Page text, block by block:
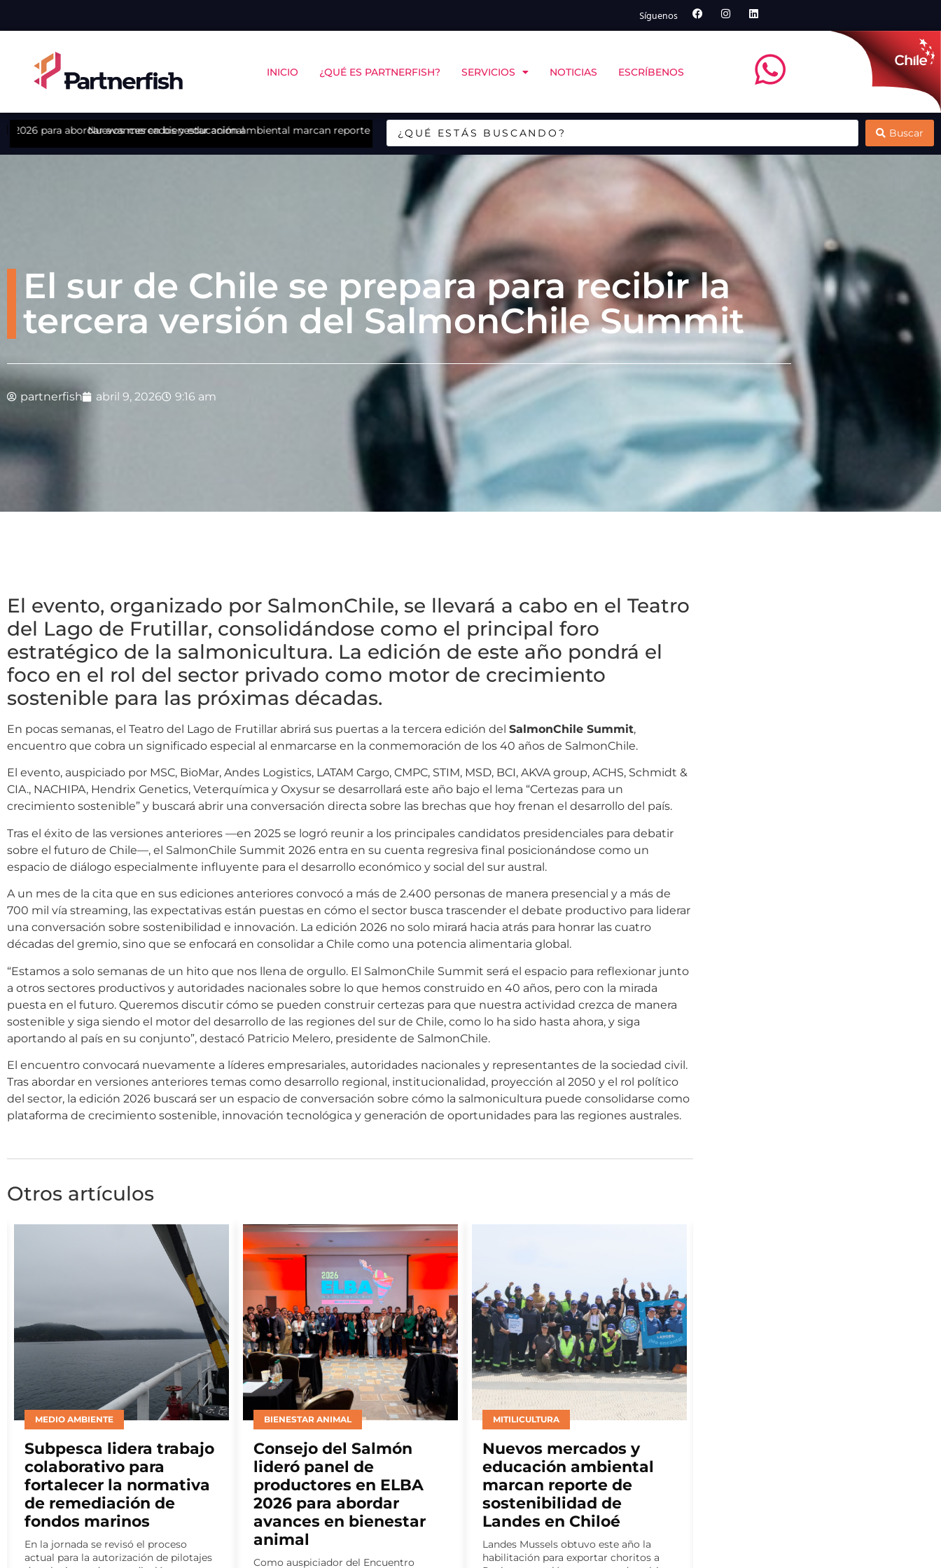
Síguenos
INICIO ¿QUÉ ES PARTNERFISH? SERVICIOS NOTICIAS ESCRÍBENOS
avances en bienestar animal
Nuevos mercados y educación ambiental marcan reporte de sostenibilidad de Landes en ChiloéCINCO Chile y COPAS Coastal abrirán en Puerto Montt debate sobre remoción de carbono marino
Multi X y el Centro de Negocios Sercotec
Buscar
El sur de Chile se prepara para recibir la
tercera versión del SalmonChile Summit
partnerfish abril 9, 2026 9:16 am
El evento, organizado por SalmonChile, se llevará a cabo en el Teatro
del Lago de Frutillar, consolidándose como el principal foro
estratégico de la salmonicultura. La edición de este año pondrá el
foco en el rol del sector privado como motor de crecimiento
sostenible para las próximas décadas.
En pocas semanas, el Teatro del Lago de Frutillar abrirá sus puertas a la tercera edición del SalmonChile Summit,
encuentro que cobra un significado especial al enmarcarse en la conmemoración de los 40 años de SalmonChile.
El evento, auspiciado por MSC, BioMar, Andes Logistics, LATAM Cargo, CMPC, STIM, MSD, BCI, AKVA group, ACHS, Schmidt &
CIA., NACHIPA, Hendrix Genetics, Veterquímica y Oxysur se desarrollará este año bajo el lema “Certezas para un
crecimiento sostenible” y buscará abrir una conversación directa sobre las brechas que hoy frenan el desarrollo del país.
Tras el éxito de las versiones anteriores —en 2025 se logró reunir a los principales candidatos presidenciales para debatir
sobre el futuro de Chile—, el SalmonChile Summit 2026 entra en su cuenta regresiva final posicionándose como un
espacio de diálogo especialmente influyente para el desarrollo económico y social del sur austral.
A un mes de la cita que en sus ediciones anteriores convocó a más de 2.400 personas de manera presencial y a más de
700 mil vía streaming, las expectativas están puestas en cómo el sector busca trascender el debate productivo para liderar
una conversación sobre sostenibilidad e innovación. La edición 2026 no solo mirará hacia atrás para honrar las cuatro
décadas del gremio, sino que se enfocará en consolidar a Chile como una potencia alimentaria global.
“Estamos a solo semanas de un hito que nos llena de orgullo. El SalmonChile Summit será el espacio para reflexionar junto
a otros sectores productivos y autoridades nacionales sobre lo que hemos construido en 40 años, pero con la mirada
puesta en el futuro. Queremos discutir cómo se pueden construir certezas para que nuestra actividad crezca de manera
sostenible y siga siendo el motor del desarrollo de las regiones del sur de Chile, como lo ha sido hasta ahora, y siga
aportando al país en su conjunto”, destacó Patricio Melero, presidente de SalmonChile.
El encuentro convocará nuevamente a líderes empresariales, autoridades nacionales y representantes de la sociedad civil.
Tras abordar en versiones anteriores temas como desarrollo regional, institucionalidad, proyección al 2050 y el rol político
del sector, la edición 2026 buscará ser un espacio de conversación sobre cómo la salmonicultura puede consolidarse como
plataforma de crecimiento sostenible, innovación tecnológica y generación de oportunidades para las regiones australes.
Otros artículos
BIENESTAR ANIMAL
Consejo del Salmón
lideró panel de
productores en ELBA
2026 para abordar
avances en bienestar
animal
Como auspiciador del Encuentro
MITILICULTURA
Nuevos mercados y
educación ambiental
marcan reporte de
sostenibilidad de
Landes en Chiloé
Landes Mussels obtuvo este año la
habilitación para exportar choritos a
INVESTIGACIÓN
CINCO Chile y COPAS
Coastal abrirán en
Puerto Montt debate
sobre remoción de
carbono marino
Encuentro se realizará como parte del
taller “Aplicaciones en Océanos y